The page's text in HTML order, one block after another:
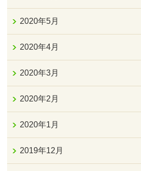
2020年5月
2020年4月
2020年3月
2020年2月
2020年1月
2019年12月